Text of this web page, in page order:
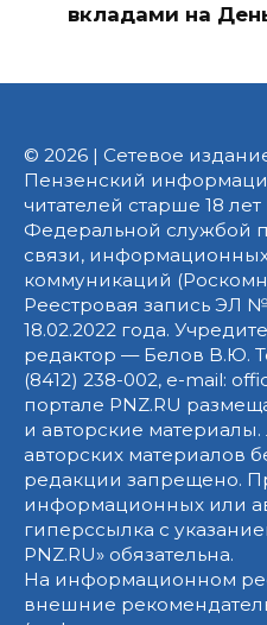
вкладами на
© 2026 | Сетевое
Пензенский
читателей старше 18
Федеральной службой
связи,
коммуникаций
Реестровая запись ЭЛ
18.02.2022 года.
редактор — Белов В.Ю.
(8412) 238-002, e-mail:
портале PNZ.RU
и авторские
авторских материалов
редакции запрещено.
информационных или
гиперссылка с
PNZ.RU» обязательна.
На информационном
внешние